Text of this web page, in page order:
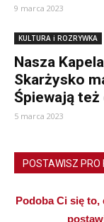
9 marca 2023
KULTURA i ROZRYWKA
Nasza
Skarżysko
Śpiewają
5 marca 2023
POSTAWISZ PRO
Podoba Ci się